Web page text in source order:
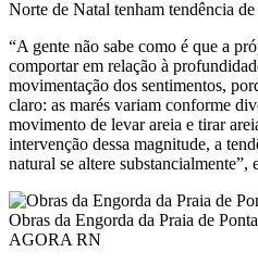
Norte de Natal tenham tendência
“A gente não sabe como é que a
comportar em relação à
movimentação dos sentimentos,
claro: as marés variam conforme
movimento de levar areia e tirar
intervenção dessa magnitude, a
natural se altere substancialmente”,
Obras da Engorda da Praia de
AGORA RN